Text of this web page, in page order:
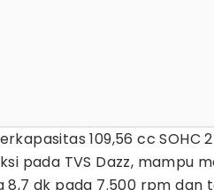
109,56 cc SOHC
pada TVS Dazz, mampu
8,7 dk pada 7.500 rpm dan